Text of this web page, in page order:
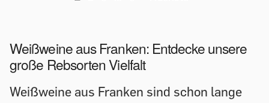
Weißweine aus Franken: Entdecke unsere
große Rebsorten Vielfalt
Weißweine aus Franken sind schon lange